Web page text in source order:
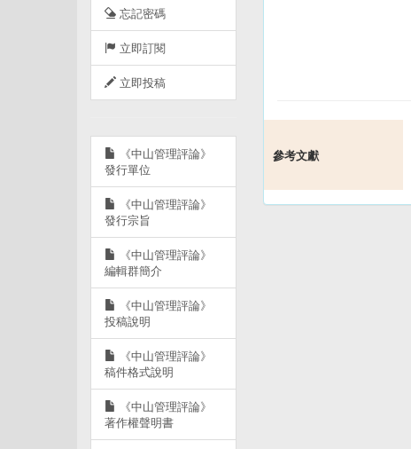
忘記密碼
立即訂閱
立即投稿
《中山管理評論》
發行單位
《中山管理評論》
發行宗旨
《中山管理評論》
編輯群簡介
《中山管理評論》
投稿說明
《中山管理評論》
稿件格式說明
《中山管理評論》
著作權聲明書
參考文獻